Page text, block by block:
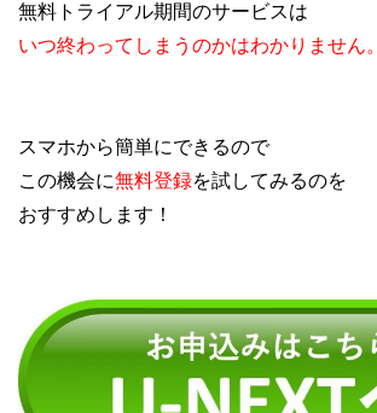
無料トライアル期間のサービスは
いつ終わってしまうのかはわかりません。
スマホから簡単にできるので
この機会に無料登録を試してみるのを
おすすめします！